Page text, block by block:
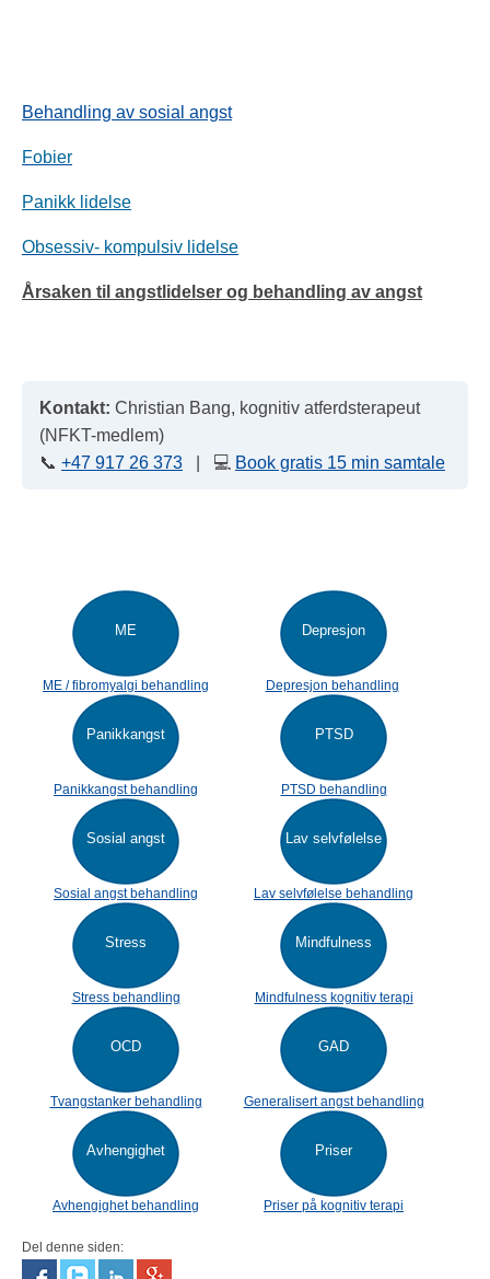
Behandling av sosial angst
Fobier
Panikk lidelse
Obsessiv- kompulsiv lidelse
Årsaken til angstlidelser og behandling av angst
Kontakt: Christian Bang, kognitiv atferdsterapeut
(NFKT-medlem)
📞 +47 917 26 373 | 💻 Book gratis 15 min samtale
ME
ME / fibromyalgi behandling
Depresjon
Depresjon behandling
Panikkangst
Panikkangst behandling
PTSD
PTSD behandling
Sosial angst
Sosial angst behandling
Lav selvfølelse
Lav selvfølelse behandling
Stress
Stress behandling
Mindfulness
Mindfulness kognitiv terapi
OCD
Tvangstanker behandling
GAD
Generalisert angst behandling
Avhengighet
Avhengighet behandling
Priser
Priser på kognitiv terapi
Del denne siden: